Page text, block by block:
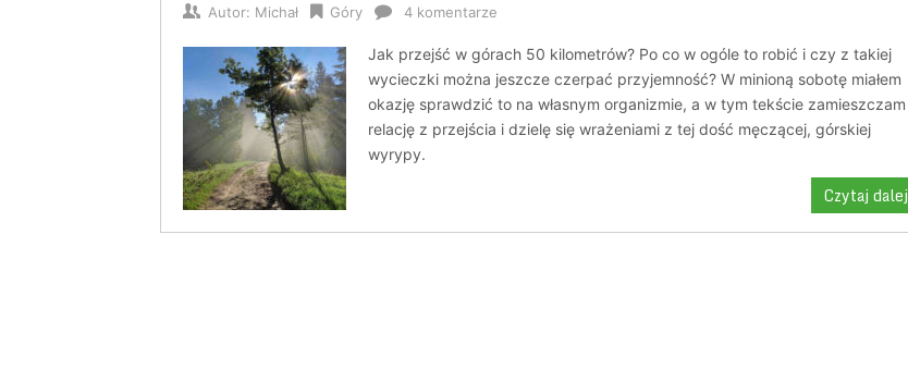
Autor: Michał Góry 4 komentarze
Jak przejść w górach 50 kilometrów? Po co w ogóle to robić i czy z takiej
wycieczki można jeszcze czerpać przyjemność? W minioną sobotę miałem
okazję sprawdzić to na własnym organizmie, a w tym tekście zamieszczam
relację z przejścia i dzielę się wrażeniami z tej dość męczącej, górskiej
wyrypy.
Czytaj dalej